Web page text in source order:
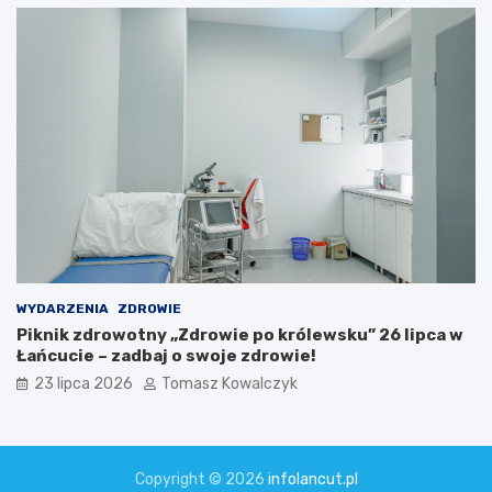
o
ń
WYDARZENIA ZDROWIE
Piknik zdrowotny „Zdrowie po królewsku” 26 lipca w
Łańcucie – zadbaj o swoje zdrowie!
23 lipca 2026 Tomasz Kowalczyk
Copyright © 2026 infolancut.pl